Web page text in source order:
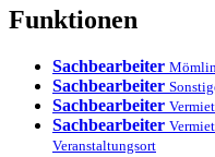
Funktionen
Sachbearbeiter
Sachbearbeiter
Sachbearbeiter
Sachbearbeiter
Veranstaltungsort